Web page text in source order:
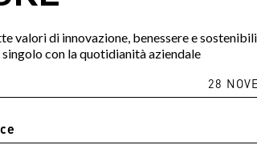
valori di innovazione, benessere e
con la quotidianità aziendale
28